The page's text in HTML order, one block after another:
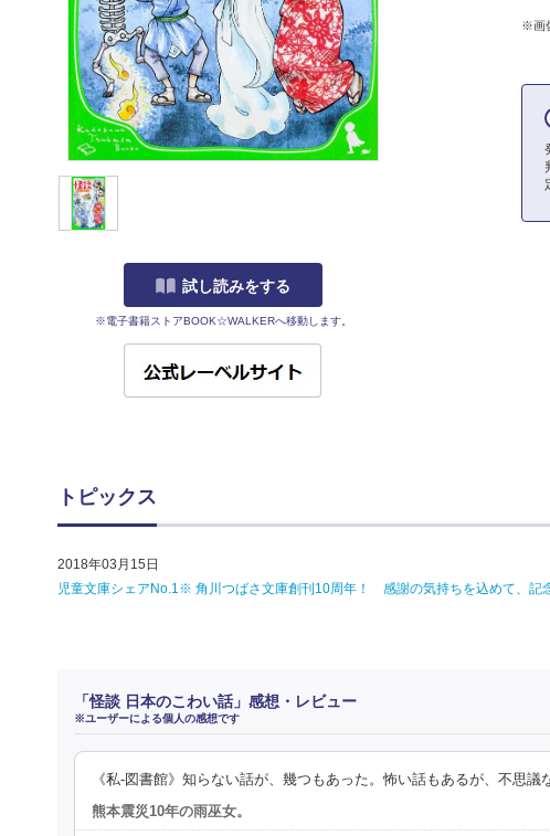
試し読みをする
※電子書籍ストアBOOK☆WALKERへ移動します。
※画
トピックス
2018年03月15日
児童文庫シェアNo.1※ 角川つばさ文庫創刊10周年！ 感謝の気持ちを込めて、記
「怪談 日本のこわい話」感想・レビュー
※ユーザーによる個人の感想です
《私-図書館》知らない話が、幾つもあった。怖い話もあるが、不思
熊本震災10年の雨巫女。